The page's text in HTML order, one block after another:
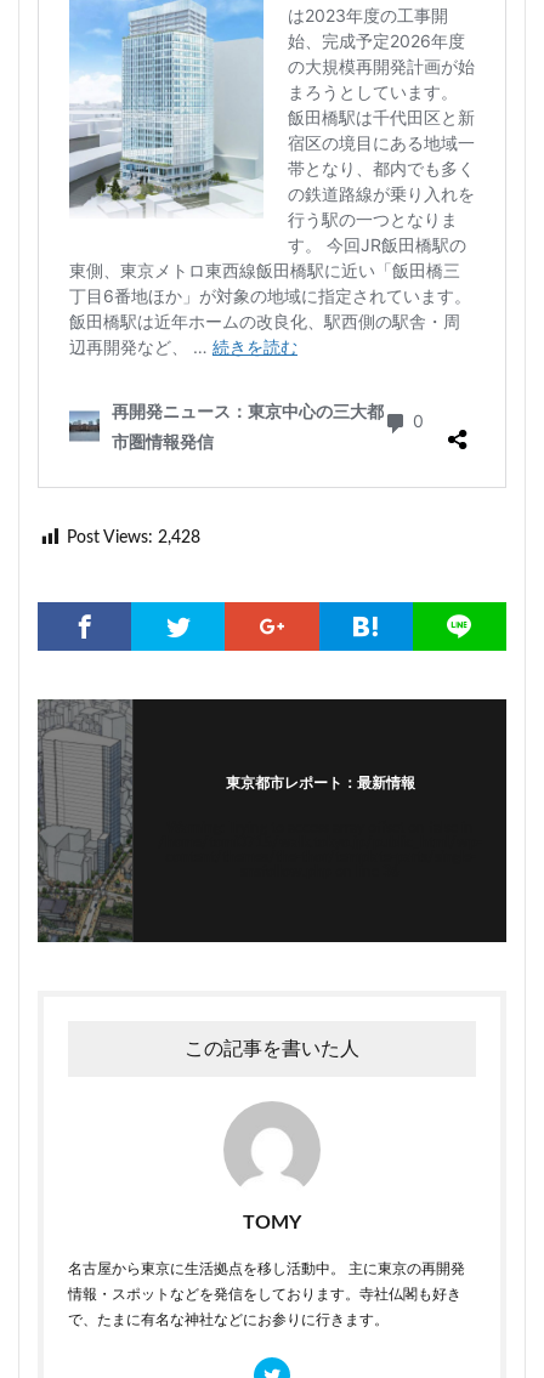
Post Views: 2,428
東京都市レポート：最新情報
この記事を書いた人
TOMY
名古屋から東京に生活拠点を移し活動中。 主に東京の再開発
情報・スポットなどを発信をしております。寺社仏閣も好き
で、たまに有名な神社などにお参りに行きます。